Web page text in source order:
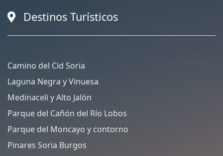
Destinos Turísticos
Camino del Cid Soria
Laguna Negra y Vinuesa
Medinaceli y Alto Jalón
Parque del Cañón del Río Lobos
Parque del Moncayo y contorno
Pinares Soria Burgos